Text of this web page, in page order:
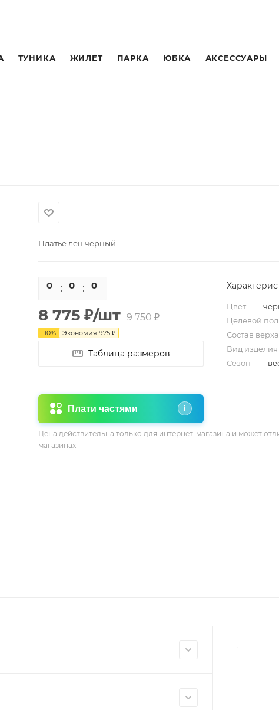
ТУНИКА ЖИЛЕТ ПАРКА ЮБКА АКСЕССУАРЫ
Платье лен черный
0 0 0
8 775 ₽/шт 9 750₽
-10% Экономия 975 ₽
Таблица размеров
Плати частями i
Цвет —
Целевой пол
Состав верха
Вид изделия
Сезон —
Цена действительна только для интернет-магазина и может
магазинах